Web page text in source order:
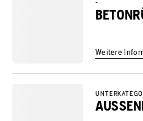
-
Weitere